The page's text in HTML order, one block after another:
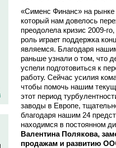
«Сименс Финанс» на рынке
который нам довелось
преодолела кризис 2009-
роль играет поддержка
являемся. Благодаря
раньше узнали о том, что
успели подготовиться к
работу. Сейчас усилия
чтобы помочь нашим
этот период
заводы в Европе,
благодаря нашим 24
находимся в постоянном
Валентина Полякова,
продажам и развитию